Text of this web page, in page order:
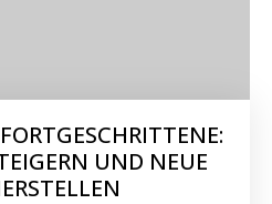
UND NEUE